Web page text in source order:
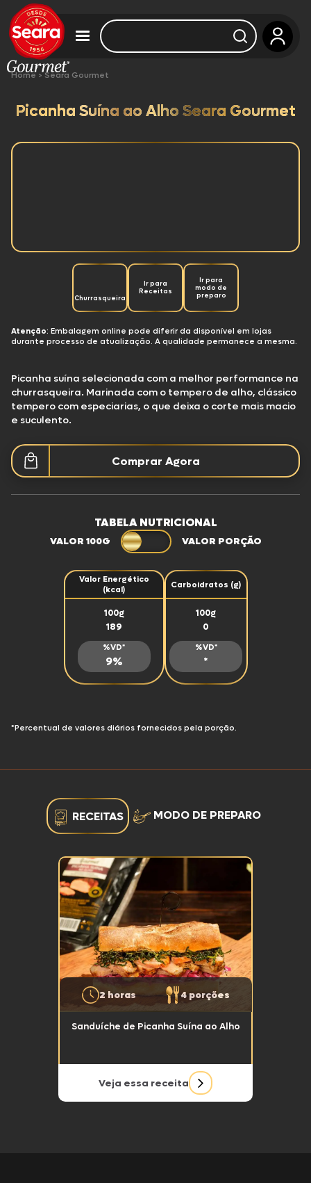
Home>Seara Gourmet
Picanha Suína ao Alho Seara Gourmet
Churrasqueira
Ir para
Receitas
Ir para
modo de
preparo
Atenção: Embalagem online pode diferir da disponível em lojas
durante processo de atualização. A qualidade permanece a mesma.
Picanha suína selecionada com a melhor performance na
churrasqueira. Marinada com o tempero de alho, clássico
tempero com especiarias, o que deixa o corte mais macio
e suculento.
Comprar Agora
TABELA NUTRICIONAL
VALOR 100G VALOR PORÇÃO
Valor Energético
(kcal)
100g
189
%VD*
9%
Carboidratos (g)
100g
0
%VD*
*
*Percentual de valores diários fornecidos pela porção.
RECEITAS MODO DE PREPARO
2 horas 4 porções
Sanduíche de Picanha Suína ao Alho
Veja essa receita